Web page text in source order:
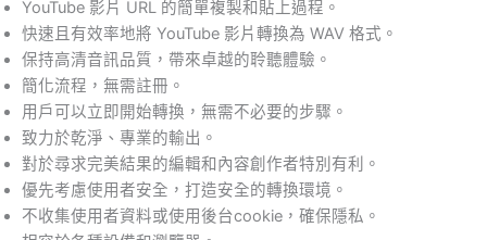
YouTube 影片 URL 的簡單複製和貼上過程。
快速且有效率地將 YouTube 影片轉換為 WAV 格式。
保持高清音訊品質，帶來卓越的聆聽體驗。
簡化流程，無需註冊。
用戶可以立即開始轉換，無需不必要的步驟。
致力於乾淨、專業的輸出。
對於尋求完美結果的編輯和內容創作者特別有利。
優先考慮使用者安全，打造安全的轉換環境。
不收集使用者資料或使用後台cookie，確保隱私。